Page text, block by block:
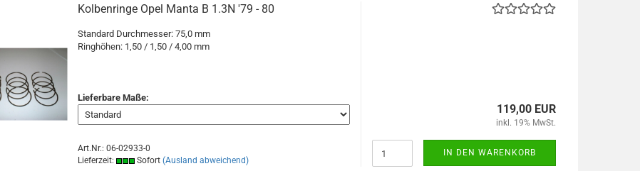
Kolbenringe Opel Manta B 1.3N '79 - 80
Standard Durchmesser: 75,0 mm
Ringhöhen: 1,50 / 1,50 / 4,00 mm
Lieferbare Maße:
Art.Nr.: 06-02933-0
Lieferzeit:
Sofort (Ausland abweichend)
119,00 EUR
inkl. 19% MwSt.
IN DEN WARENKORB